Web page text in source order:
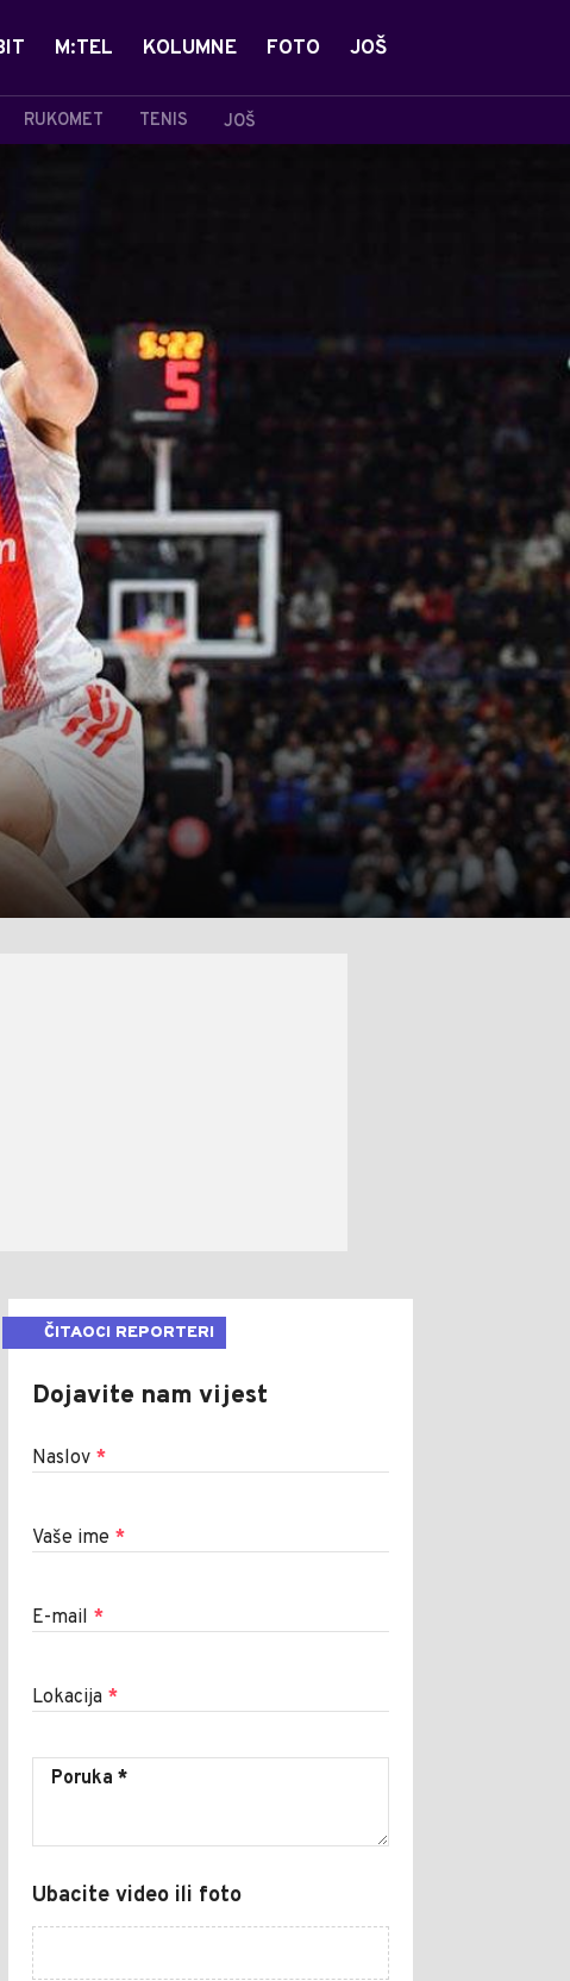
RUKOMET TENIS JOŠ
M:TEL KOLUMNE FOTO JOŠ
ČITAOCI REPORTERI
Dojavite nam vijest
Naslov *
Vaše ime *
E-mail *
Lokacija *
Ubacite video ili foto